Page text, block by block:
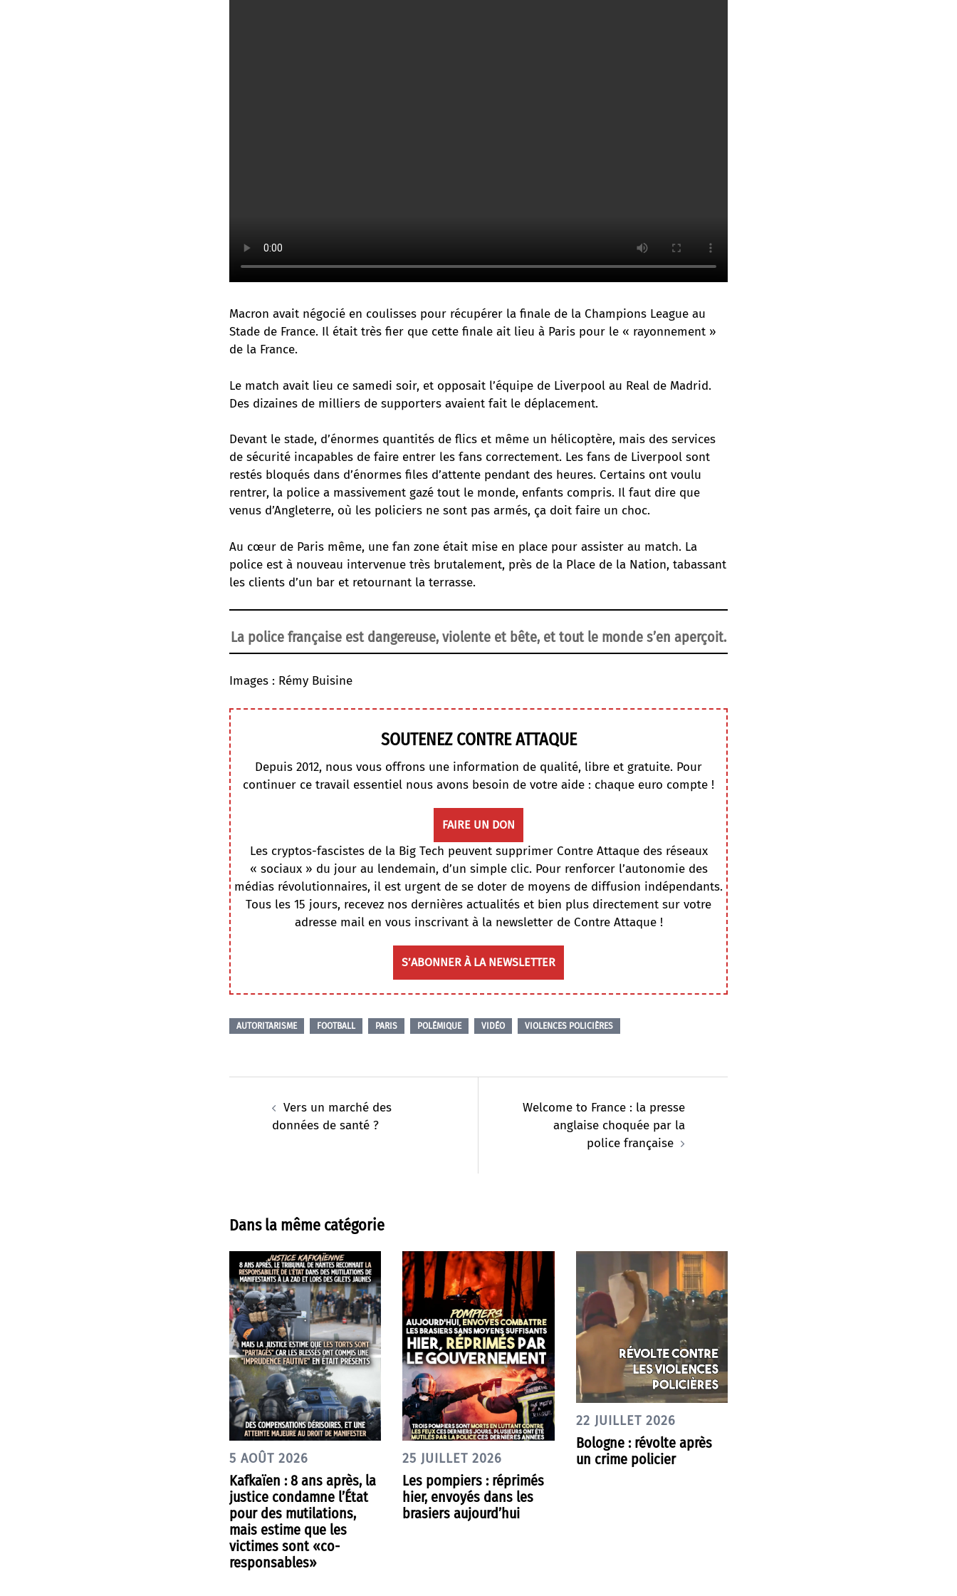
Macron avait négocié en coulisses pour récupérer la finale de la Champions League au
Stade de France. Il était très fier que cette finale ait lieu à Paris pour le « rayonnement »
de la France.
Le match avait lieu ce samedi soir, et opposait l’équipe de Liverpool au Real de Madrid.
Des dizaines de milliers de supporters avaient fait le déplacement.
Devant le stade, d’énormes quantités de flics et même un hélicoptère, mais des services
de sécurité incapables de faire entrer les fans correctement. Les fans de Liverpool sont
restés bloqués dans d’énormes files d’attente pendant des heures. Certains ont voulu
rentrer, la police a massivement gazé tout le monde, enfants compris. Il faut dire que
venus d’Angleterre, où les policiers ne sont pas armés, ça doit faire un choc.
Au cœur de Paris même, une fan zone était mise en place pour assister au match. La
police est à nouveau intervenue très brutalement, près de la Place de la Nation, tabassant
les clients d’un bar et retournant la terrasse.
La police française est dangereuse, violente et bête, et tout le monde s’en aperçoit.
Images : Rémy Buisine
SOUTENEZ CONTRE ATTAQUE
Depuis 2012, nous vous offrons une information de qualité, libre et gratuite. Pour
continuer ce travail essentiel nous avons besoin de votre aide : chaque euro compte !
FAIRE UN DON
Les cryptos-fascistes de la Big Tech peuvent supprimer Contre Attaque des réseaux
« sociaux » du jour au lendemain, d’un simple clic. Pour renforcer l’autonomie des
médias révolutionnaires, il est urgent de se doter de moyens de diffusion indépendants.
Tous les 15 jours, recevez nos dernières actualités et bien plus directement sur votre
adresse mail en vous inscrivant à la newsletter de Contre Attaque !
S’ABONNER À LA NEWSLETTER
AUTORITARISME FOOTBALL PARIS POLÉMIQUE VIDÉO VIOLENCES POLICIÈRES
d’articleVers un marché des
données de santé ?
Welcome to France : la presse
anglaise choquée par la
police française
Dans la même catégorie
5 AOÛT 2026
Kafkaïen : 8 ans après, la
justice condamne l’État
pour des mutilations,
mais estime que les
victimes sont «co-
responsables»
25 JUILLET 2026
Les pompiers : réprimés
hier, envoyés dans les
brasiers aujourd’hui
22 JUILLET 2026
Bologne : révolte après
un crime policier